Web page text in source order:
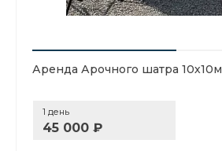
Аренда Арочного шатра 10х10м
1 день
45 000 ₽